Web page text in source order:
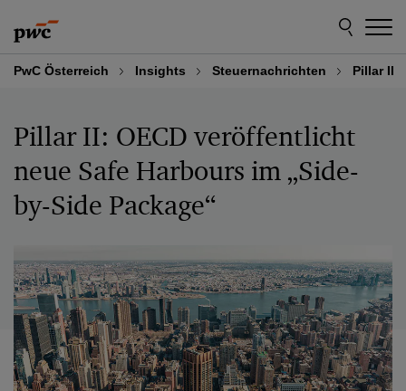
to
content
to
footer
PwC Österreich Insights Steuernachrichten Pillar II
Pillar II: OECD veröffentlicht
neue Safe Harbours im „Side-
by-Side Package“